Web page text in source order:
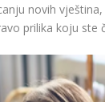
novih
prilika koju ste